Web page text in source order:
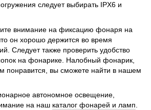
следует выбирать IPX6 и
внимание на фиксацию фонаря на
он хорошо держится во время
Следует также проверить удобство
на фонарике. Налобный фонарик,
понравится, вы сможете найти в нашем
автономное освещение,
на наш каталог фонарей и ламп.